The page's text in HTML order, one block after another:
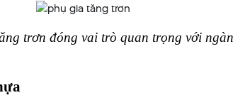
trơn đóng vai trò quan trọng với